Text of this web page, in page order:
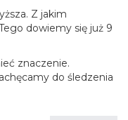
Z jakim
dowiemy się już 9
znaczenie.
do śledzenia